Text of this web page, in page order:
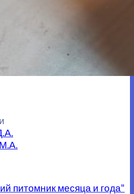
питомник месяца и года"